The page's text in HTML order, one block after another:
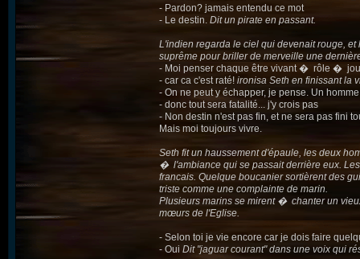
- Pardon? jamais entendu ce mot
- Le destin. Dit un pirate en passant.
L'indien regarda le ciel qui devenait rouge,
suprême pour briller de merveille une
- Moi penser chaque être vivant � rôle �
- car ca c'est raté! ironisa Seth en finissant la
- On ne peut y échapper, je pense. Un
- donc tout sera fatalité... j'y crois pas
- Non destin n'est pas fin, et ne sera pas fini
Mais moi toujours vivre.
Seth fit un haussement d'épaule, les deux
� l'ambiance qui se passait derrière eux.
francais. Quelque boucanier sortièrent des
triste comme une complainte de marin.
Plusieurs marins se mirent � chanter un
mœurs de l'Eglise.
- Selon toi je vie encore car je dois faire
- Oui Dit "jaguar courant" dans une voix qui